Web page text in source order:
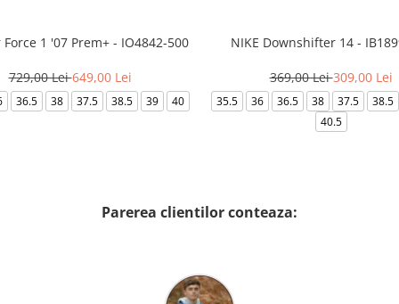
Force 1 '07 Prem+ - IO4842-500
729,00 Lei649,00 Lei
36.5 38 37.5 38.5 39 40
NIKE Downshifter 14 -
369,00 Lei309,00 Lei
35.5 36 36.5 38 37.5
38.5
40.5
Parerea clientilor conteaza: